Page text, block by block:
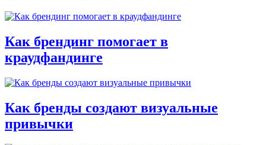
Как брендинг помогает в
краудфандинге
Как бренды создают визуальные
привычки